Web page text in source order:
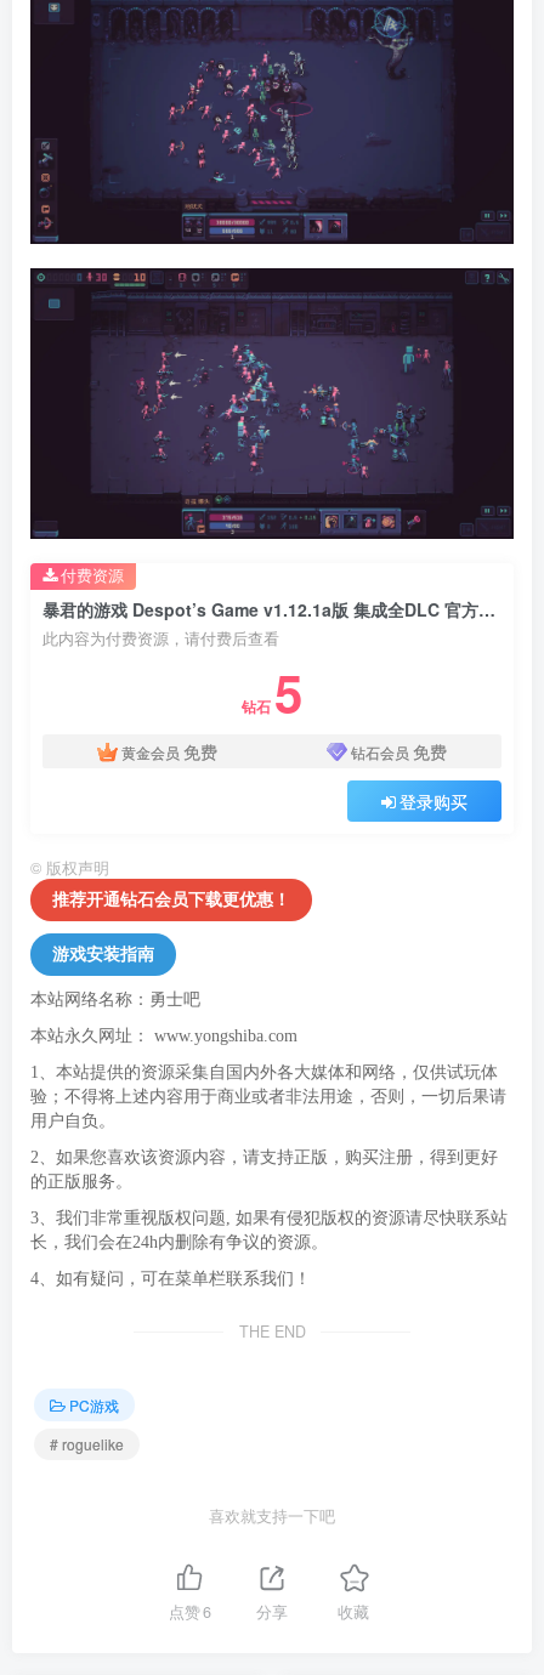
暴君的游戏 Despot’s Game v1.12.1a版 集成全DLC 官方中文
此内容为付费资源，请付费后查看
钻石 5
黄金会员 免费 钻石会员 免费
登录购买
付费资源
© 版权声明
推荐开通钻石会员下载更优惠！
游戏安装指南
本站网络名称：勇士吧
本站永久网址： www.yongshiba.com
1、本站提供的资源采集自国内外各大媒体和网络，仅供试玩体
验；不得将上述内容用于商业或者非法用途，否则，一切后果请
用户自负。
2、如果您喜欢该资源内容，请支持正版，购买注册，得到更好
的正版服务。
3、我们非常重视版权问题, 如果有侵犯版权的资源请尽快联系站
长，我们会在24h内删除有争议的资源。
4、如有疑问，可在菜单栏联系我们！
THE END
PC游戏
# roguelike
喜欢就支持一下吧
点赞6 分享 收藏